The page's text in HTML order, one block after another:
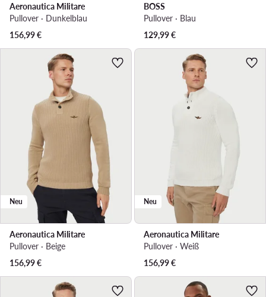
Aeronautica Militare
Pullover · Dunkelblau
156,99€
BOSS
Pullover · Blau
129,99€
Neu
Aeronautica Militare
Pullover · Beige
156,99€
Neu
Aeronautica Militare
Pullover · Weiß
156,99€